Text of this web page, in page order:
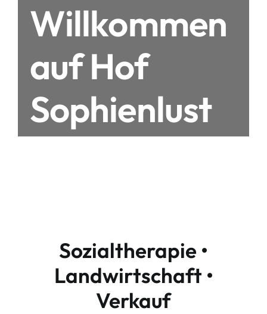
Willkommen
auf Hof
Sophienlust
Sozialtherapie •
Landwirtschaft •
Verkauf